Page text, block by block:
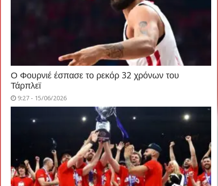
Ο Φουρνιέ έσπασε το ρεκόρ 32 χρόνων του
Τάρπλεϊ
9:27 - 15/06/2026